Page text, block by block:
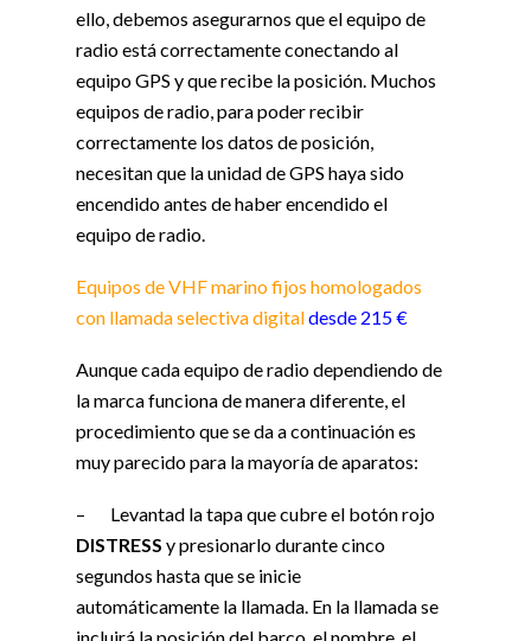
ello, debemos asegurarnos que el equipo de
radio está correctamente conectando al
equipo GPS y que recibe la posición. Muchos
equipos de radio, para poder recibir
correctamente los datos de posición,
necesitan que la unidad de GPS haya sido
encendido antes de haber encendido el
equipo de radio.
Equipos de VHF marino fijos homologados
con llamada selectiva digitaldesde 215 €
Aunque cada equipo de radio dependiendo de
la marca funciona de manera diferente, el
procedimiento que se da a continuación es
muy parecido para la mayoría de aparatos:
– Levantad la tapa que cubre el botón rojo
DISTRESS y presionarlo durante cinco
segundos hasta que se inicie
automáticamente la llamada. En la llamada se